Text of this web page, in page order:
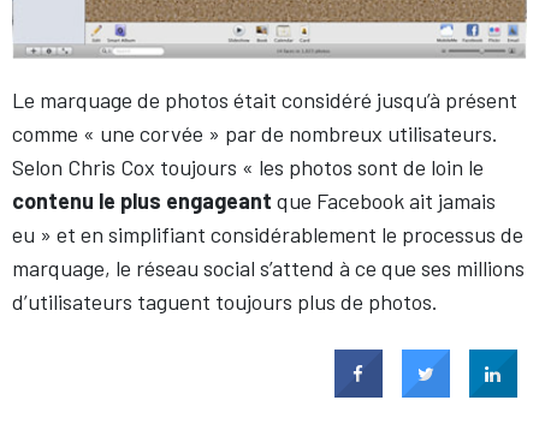
Le marquage de photos était considéré jusqu’à présent
comme « une corvée » par de nombreux utilisateurs.
Selon Chris Cox toujours « les photos sont de loin le
contenu le plus engageant que Facebook ait jamais
eu » et en simplifiant considérablement le processus de
marquage, le réseau social s’attend à ce que ses millions
d’utilisateurs taguent toujours plus de photos.